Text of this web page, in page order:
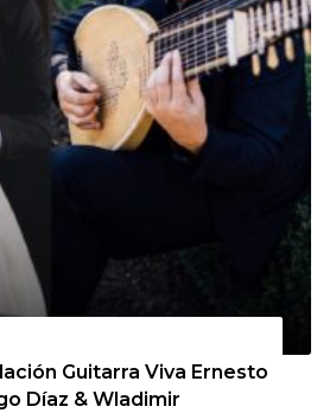
Guitarra Viva Ernesto
Díaz & Wladimir